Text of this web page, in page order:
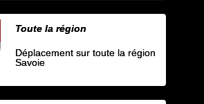
Toute la région
Déplacement sur toute la région
Savoie